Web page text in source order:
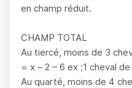
en champ réduit.
CHAMP TOTAL
Au tiercé, moins de 3
= x – 2 – 6 ex :1 cheval
Au quarté, moins de 4